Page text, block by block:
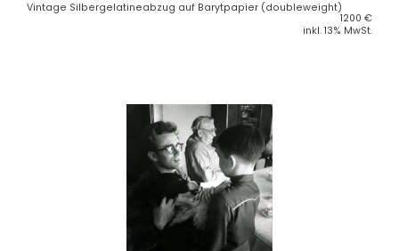
Vintage Silbergelatineabzug auf Barytpapier (doubleweight)
1200 €
inkl. 13% MwSt.